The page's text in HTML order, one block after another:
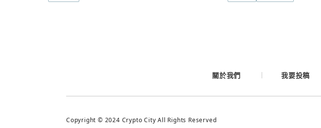
關於我們 我要投稿
Copyright © 2024 Crypto City All Rights Reserved